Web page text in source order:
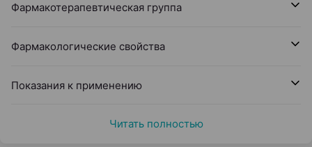
Фармакотерапевтическая группа
Фармакологические свойства
Показания к применению
Читать полностью